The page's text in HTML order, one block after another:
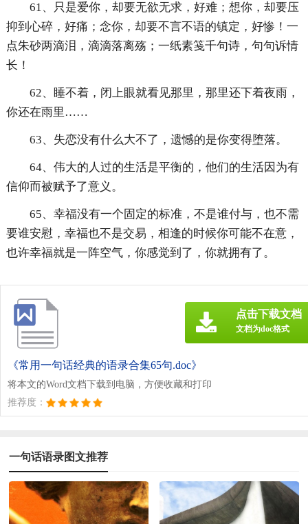
61、只是爱你，却要无欲无求，好难；想你，却要压
抑到心碎，好痛；念你，却要不言不语的镇定，好惨！一
点朱砂两滴泪，滴滴落离殇；一纸素笺千句诗，句句诉情
长！
62、睡不着，闭上眼就看见那里，那里还下着夜雨，
你还在雨里……
63、失恋没有什么大不了，遗憾的是你变得堕落。
64、伟大的人过的生活是平衡的，他们的生活因为有
信仰而被赋予了意义。
65、幸福没有一个固定的标准，不是谁付与，也不需
要谁安慰，幸福也不是交易，相逢的时候你可能不在意，
也许幸福就是一阵空气，你感觉到了，你就拥有了。
《常用一句话经典的语录合集65句.doc》
将本文的Word文档下载到电脑，方便收藏和打印
推荐度：
点击下载文档
文档为doc格式
一句话语录图文推荐